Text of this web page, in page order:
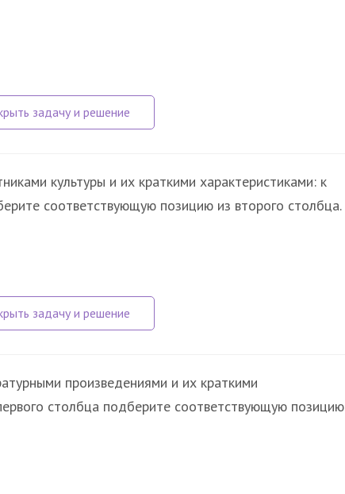
культуры и их краткими характеристиками: к
соответствующую позицию из второго столбца.
произведениями и их краткими
столбца подберите соответствующую позицию